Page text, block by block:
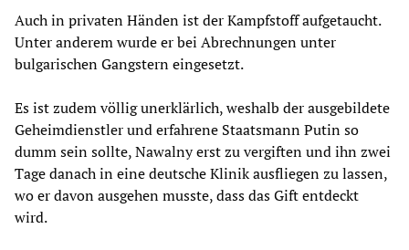
Auch in privaten Händen ist der Kampfstoff aufgetaucht.
Unter anderem wurde er bei Abrechnungen unter
bulgarischen Gangstern eingesetzt.
Es ist zudem völlig unerklärlich, weshalb der ausgebildete
Geheimdienstler und erfahrene Staatsmann Putin so
dumm sein sollte, Nawalny erst zu vergiften und ihn zwei
Tage danach in eine deutsche Klinik ausfliegen zu lassen,
wo er davon ausgehen musste, dass das Gift entdeckt
wird.